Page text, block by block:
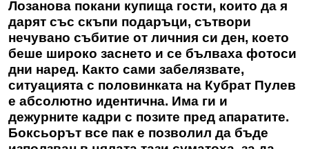
Лозанова покани купища гости, които да я
дарят със скъпи подаръци, сътвори
нечувано събитие от личния си ден, което
беше широко заснето и се бълваха фотоси
дни наред. Както сами забелязвате,
ситуацията с половинката на Кубрат Пулев
е абсолютно идентична. Има ги и
дежурните кадри с позите пред апаратите.
Боксьорът все пак е позволил да бъде